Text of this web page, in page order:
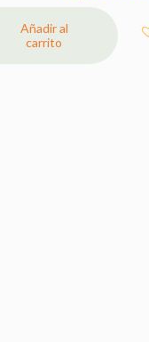
Añadir al
carrito